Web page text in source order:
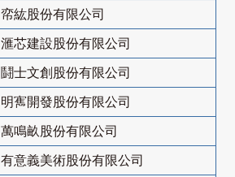
帟紘股份有限公司
滙芯建設股份有限公司
鬪士文創股份有限公司
明寯開發股份有限公司
萬鳴畝股份有限公司
有意義美術股份有限公司